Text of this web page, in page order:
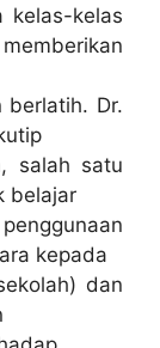
kelas-kelas
berlatih. Dr.
salah satu
belajar
kepada
dan